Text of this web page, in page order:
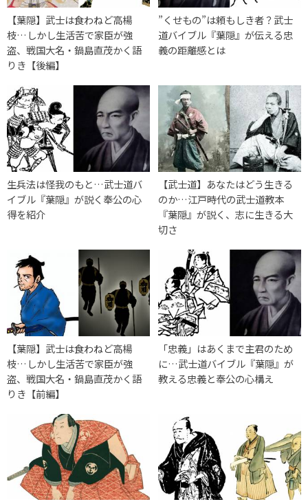
【葉隠】武士は食わねど高楊
枝…しかし生活苦で家臣が強
盗、戦国大名・鍋島直茂かく語
りき【後編】
”くせもの”は頼もしき者？武士
道バイブル『葉隠』が伝える忠
義の距離感とは
生兵法は怪我のもと…武士道バ
イブル『葉隠』が説く奉公の心
得を紹介
【武士道】あなたはどう生きる
のか…江戸時代の武士道教本
『葉隠』が説く、志に生きる大
切さ
【葉隠】武士は食わねど高楊
枝…しかし生活苦で家臣が強
盗、戦国大名・鍋島直茂かく語
りき【前編】
「忠義」はあくまで主君のため
に…武士道バイブル『葉隠』が
教える忠義と奉公の心構え